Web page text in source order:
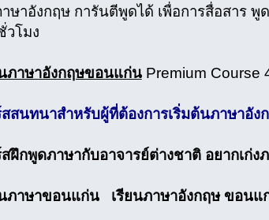
ษาอังกฤษ การันตีพูดได้ เพื่อการสื่อสาร
วโมง
ภาษาอังกฤษขอนแก่นPremium Course
สนทนาสำหรับผู้ที่ต้องการเริ่มต้นภาษาอัง
ฝึกพูดภาษากับอาจารย์ต่างชาติ อยากเก่ง
ภาษาขอนแก่น เรียนภาษาอังกฤษ ขอนแ